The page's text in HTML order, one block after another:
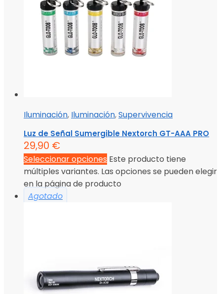
Iluminación, Iluminación,Supervivencia
Luz de Señal Sumergible Nextorch GT-AAA PRO
29,90 €
Seleccionar opciones Este producto tiene
múltiples variantes. Las opciones se pueden elegir
en la página de producto
Agotado